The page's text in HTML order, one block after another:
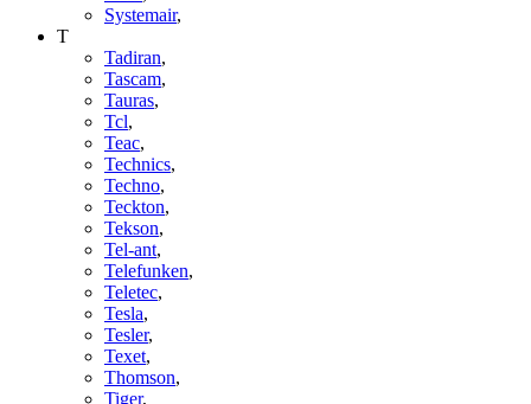
Systemair,
T
Tadiran,
Tascam,
Tauras,
Tcl,
Teac,
Technics,
Techno,
Teckton,
Tekson,
Tel-ant,
Telefunken,
Teletec,
Tesla,
Tesler,
Texet,
Thomson,
Tiger,